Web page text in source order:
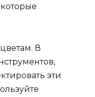
В
эти